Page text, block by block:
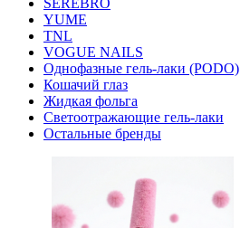
SEREBRO
YUME
TNL
VOGUE NAILS
Однофазные гель-лаки (PODO)
Кошачий глаз
Жидкая фольга
Светоотражающие гель-лаки
Остальные бренды